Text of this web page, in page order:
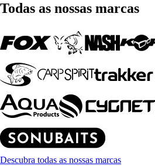
Todas as nossas marcas
Descubra todas as nossas marcas